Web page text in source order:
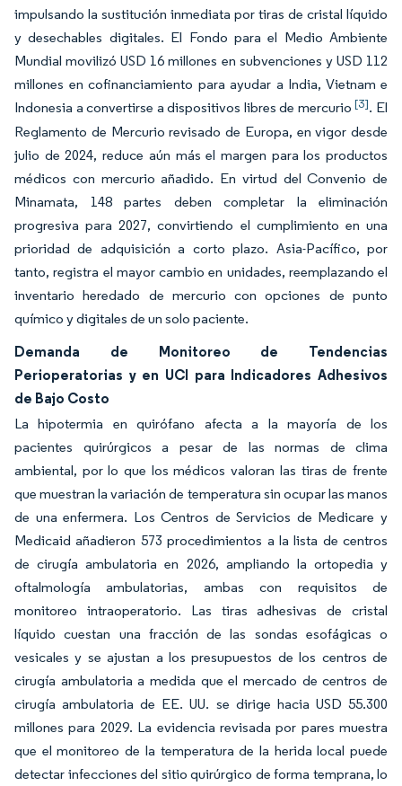
impulsando la sustitución inmediata por tiras de cristal líquido
y desechables digitales. El Fondo para el Medio Ambiente
Mundial movilizó USD 16 millones en subvenciones y USD 112
millones en cofinanciamiento para ayudar a India, Vietnam e
Indonesia a convertirse a dispositivos libres de mercurio[3]. El
Reglamento de Mercurio revisado de Europa, en vigor desde
julio de 2024, reduce aún más el margen para los productos
médicos con mercurio añadido. En virtud del Convenio de
Minamata, 148 partes deben completar la eliminación
progresiva para 2027, convirtiendo el cumplimiento en una
prioridad de adquisición a corto plazo. Asia-Pacífico, por
tanto, registra el mayor cambio en unidades, reemplazando el
inventario heredado de mercurio con opciones de punto
químico y digitales de un solo paciente.
Demanda de Monitoreo de Tendencias
Perioperatorias y en UCI para Indicadores Adhesivos
de Bajo Costo
La hipotermia en quirófano afecta a la mayoría de los
pacientes quirúrgicos a pesar de las normas de clima
ambiental, por lo que los médicos valoran las tiras de frente
que muestran la variación de temperatura sin ocupar las manos
de una enfermera. Los Centros de Servicios de Medicare y
Medicaid añadieron 573 procedimientos a la lista de centros
de cirugía ambulatoria en 2026, ampliando la ortopedia y
oftalmología ambulatorias, ambas con requisitos de
monitoreo intraoperatorio. Las tiras adhesivas de cristal
líquido cuestan una fracción de las sondas esofágicas o
vesicales y se ajustan a los presupuestos de los centros de
cirugía ambulatoria a medida que el mercado de centros de
cirugía ambulatoria de EE. UU. se dirige hacia USD 55.300
millones para 2029. La evidencia revisada por pares muestra
que el monitoreo de la temperatura de la herida local puede
detectar infecciones del sitio quirúrgico de forma temprana, lo